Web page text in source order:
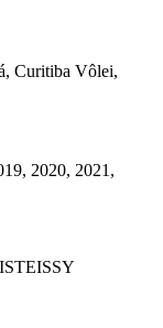
Curitiba Vôlei,
2020, 2021,
ISTEISSY